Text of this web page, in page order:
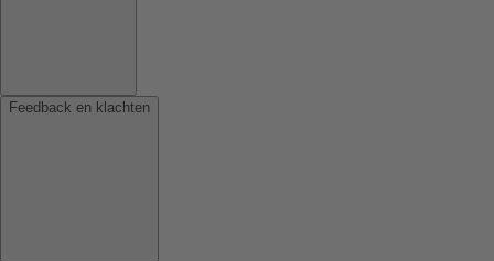
Feedback en klachten